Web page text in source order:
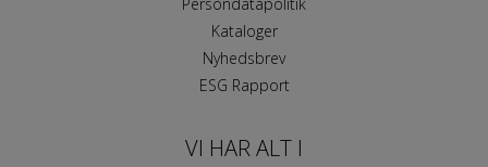
Kataloger
Nyhedsbrev
ESG Rapport
VI HAR ALT I